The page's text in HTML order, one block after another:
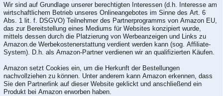
Wir sind auf Grundlage unserer berechtigten Interessen (d.h. Interesse am
wirtschaftlichem Betrieb unseres Onlineangebotes im Sinne des Art. 6
Abs. 1 lit. f. DSGVO) Teilnehmer des Partnerprogramms von Amazon EU,
das zur Bereitstellung eines Mediums für Websites konzipiert wurde,
mittels dessen durch die Platzierung von Werbeanzeigen und Links zu
Amazon.de Werbekostenerstattung verdient werden kann (sog. Affiliate-
System). D.h. als Amazon-Partner verdienen wir an qualifizierten Käufen.
Amazon setzt Cookies ein, um die Herkunft der Bestellungen
nachvollziehen zu können. Unter anderem kann Amazon erkennen, dass
Sie den Partnerlink auf dieser Website geklickt und anschließend ein
Produkt bei Amazon erworben haben.